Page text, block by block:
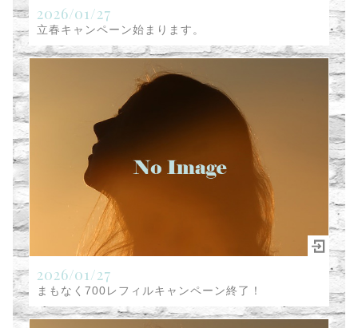
2026/01/27
立春キャンペーン始まります。
2026/01/27
まもなく700レフィルキャンペーン終了！